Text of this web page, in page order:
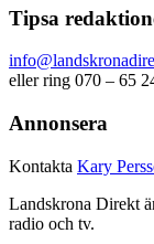
Tipsa
eller ring 070 – 65
Annonsera
Kontakta Kary
Landskrona Direkt
radio och tv.